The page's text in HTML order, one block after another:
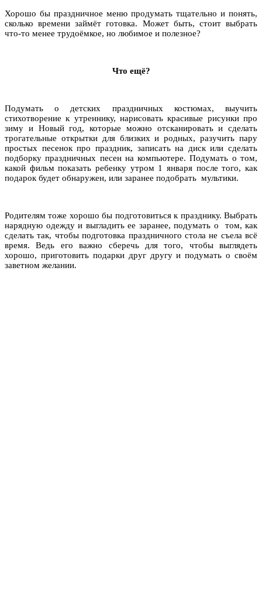
Хорошо бы праздничное меню продумать тщательно и понять,
сколько времени займёт готовка. Может быть, стоит выбрать
что-то менее трудоёмкое, но любимое и полезное?
Что ещё?
Подумать о детских праздничных костюмах, выучить
стихотворение к утреннику, нарисовать красивые рисунки про
зиму и Новый год, которые можно отсканировать и сделать
трогательные открытки для близких и родных, разучить пару
простых песенок про праздник, записать на диск или сделать
подборку праздничных песен на компьютере. Подумать о том,
какой фильм показать ребенку утром 1 января после того, как
подарок будет обнаружен, или заранее подобрать мультики.
Родителям тоже хорошо бы подготовиться к празднику. Выбрать
нарядную одежду и выгладить ее заранее, подумать о том, как
сделать так, чтобы подготовка праздничного стола не съела всё
время. Ведь его важно сберечь для того, чтобы выглядеть
хорошо, приготовить подарки друг другу и подумать о своём
заветном желании.